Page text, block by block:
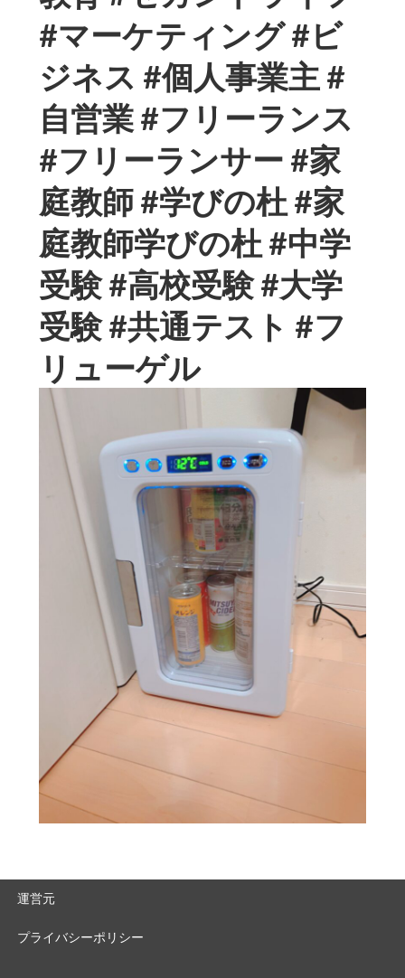
#マーケティング #ビ
ジネス #個人事業主 #
自営業 #フリーランス
#フリーランサー #家
庭教師 #学びの杜 #家
庭教師学びの杜 #中学
受験 #高校受験 #大学
受験 #共通テスト #フ
リューゲル
運営元
プライバシーポリシー